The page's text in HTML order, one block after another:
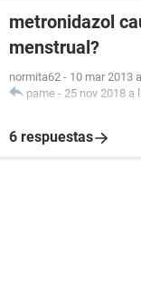
metronidazol
menstrual?
normita62 - 10 mar 2013
pame - 25 nov 2018 a
6 respuestas